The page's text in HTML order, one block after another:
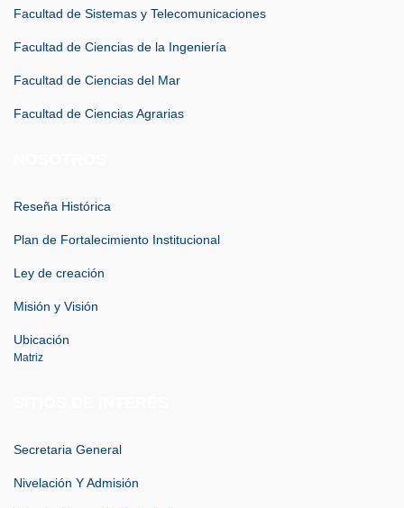
Facultad de Sistemas y Telecomunicaciones
Facultad de Ciencias de la Ingeniería
Facultad de Ciencias del Mar
Facultad de Ciencias Agrarias
Reseña Histórica
Plan de Fortalecimiento Institucional
Ley de creación
Misión y Visión
Ubicación
Matriz
Secretaria General
Nivelación Y Admisión